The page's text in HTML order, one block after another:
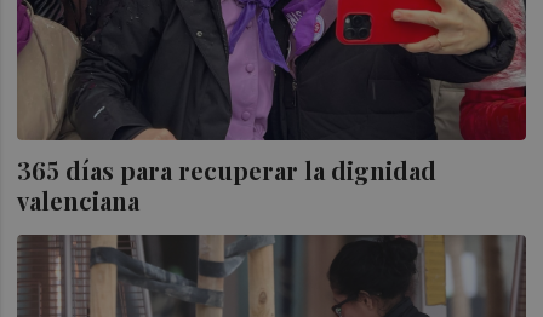
365 días para recuperar la dignidad
valenciana